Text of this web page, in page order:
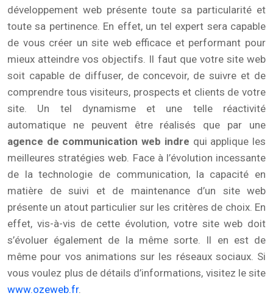
développement web présente toute sa particularité et
toute sa pertinence. En effet, un tel expert sera capable
de vous créer un site web efficace et performant pour
mieux atteindre vos objectifs. Il faut que votre site web
soit capable de diffuser, de concevoir, de suivre et de
comprendre tous visiteurs, prospects et clients de votre
site. Un tel dynamisme et une telle réactivité
automatique ne peuvent être réalisés que par une
agence de communication web indre qui applique les
meilleures stratégies web. Face à l’évolution incessante
de la technologie de communication, la capacité en
matière de suivi et de maintenance d’un site web
présente un atout particulier sur les critères de choix. En
effet, vis-à-vis de cette évolution, votre site web doit
s’évoluer également de la même sorte. Il en est de
même pour vos animations sur les réseaux sociaux. Si
vous voulez plus de détails d’informations, visitez le site
www.ozeweb.fr.